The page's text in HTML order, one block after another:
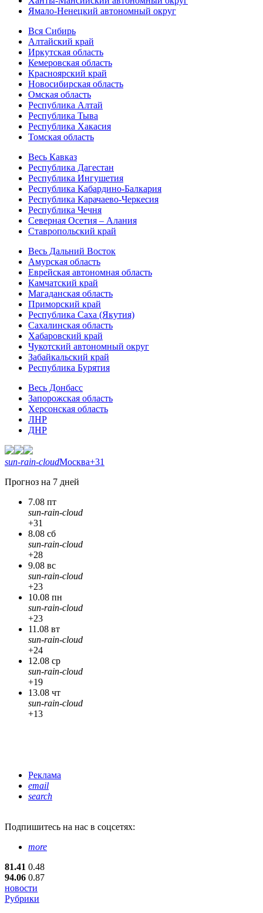
Ямало-Ненецкий автономный округ
Вся Сибирь
Алтайский край
Иркутская область
Кемеровская область
Красноярский край
Новосибирская область
Омская область
Республика Алтай
Республика Тыва
Республика Хакасия
Томская область
Весь Кавказ
Республика Дагестан
Республика Ингушетия
Республика Кабардино-Балкария
Республика Карачаево-Черкесия
Республика Чечня
Северная Осетия – Алания
Ставропольский край
Весь Дальний Восток
Амурская область
Еврейская автономная область
Камчатский край
Магаданская область
Приморский край
Республика Саха (Якутия)
Сахалинская область
Хабаровский край
Чукотский автономный округ
Забайкальский край
Республика Бурятия
Весь Донбасс
Запорожская область
Херсонская область
ЛНР
ДНР
sun-rain-cloudМосква+31
Прогноз на 7 дней
7.08 пт
sun-rain-cloud
+31
8.08 сб
sun-rain-cloud
+28
9.08 вс
sun-rain-cloud
+23
10.08 пн
sun-rain-cloud
+23
11.08 вт
sun-rain-cloud
+24
12.08 ср
sun-rain-cloud
+19
13.08 чт
sun-rain-cloud
+13
Реклама
email
search
Подпишитесь на нас в соцсетях:
more
81.41 0.48
94.06 0.87
новости
Рубрики